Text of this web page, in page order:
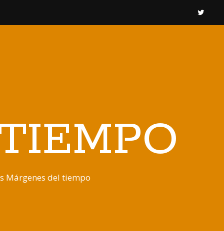
Márgenes del tiempo